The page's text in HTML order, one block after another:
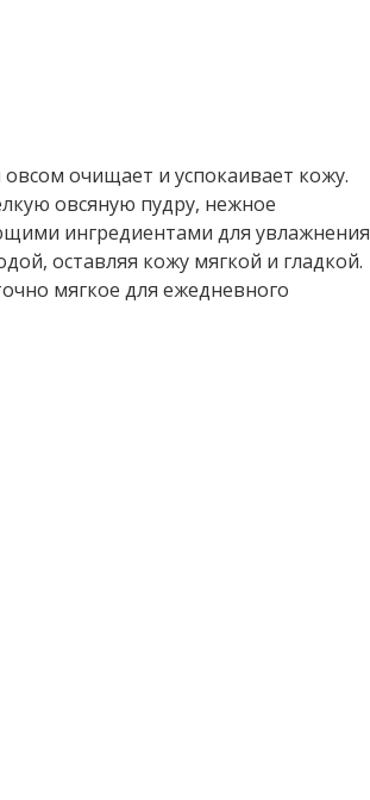
очищает и успокаивает кожу.
овсяную пудру, нежное
ингредиентами для увлажнения
оставляя кожу мягкой и гладкой.
мягкое для ежедневного